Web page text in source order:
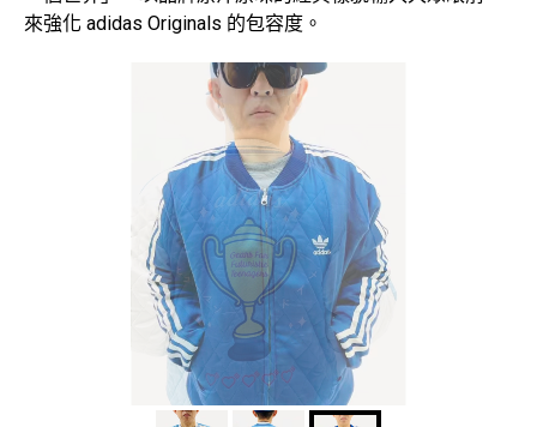
來強化 adidas Originals 的包容度。